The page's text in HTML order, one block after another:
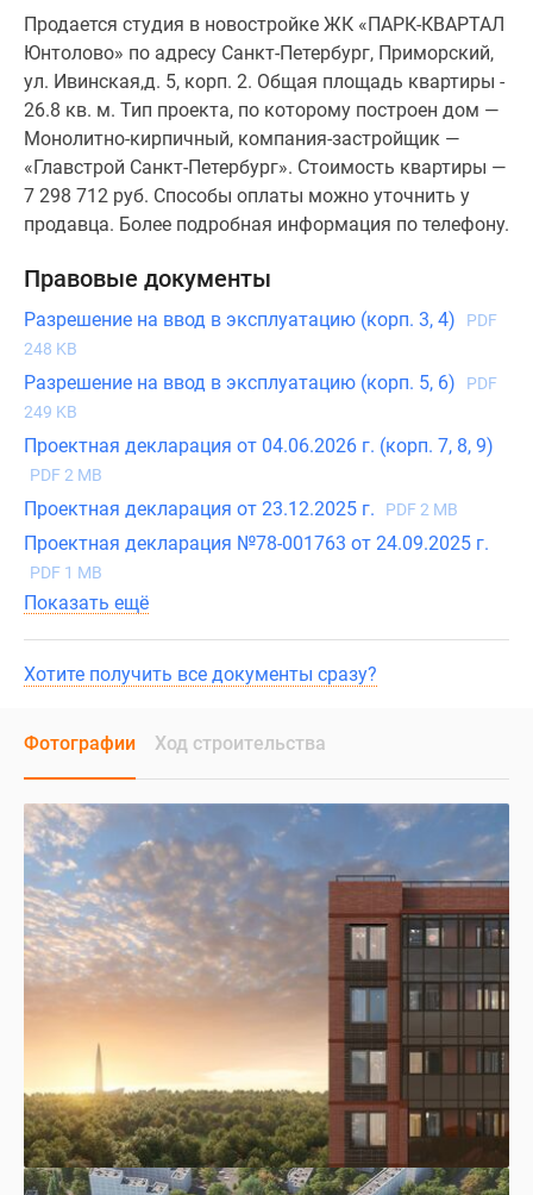
Продается студия в новостройке ЖК «ПАРК-КВАРТАЛ
Юнтолово» по адресу Санкт-Петербург, Приморский,
ул. Ивинская,д. 5, корп. 2. Общая площадь квартиры -
26.8 кв. м. Тип проекта, по которому построен дом —
Монолитно-кирпичный, компания-застройщик —
«Главстрой Санкт-Петербург». Стоимость квартиры —
7 298 712 руб. Способы оплаты можно уточнить у
продавца. Более подробная информация по телефону.
Правовые документы
Разрешение на ввод в эксплуатацию (корп. 3, 4)
PDF
248 KB
Разрешение на ввод в эксплуатацию (корп. 5, 6)
PDF
249 KB
Проектная декларация от 04.06.2026 г. (корп. 7, 8, 9)
PDF 2 MB
Проектная декларация от 23.12.2025 г. PDF 2 MB
Проектная декларация №78-001763 от 24.09.2025 г.
PDF 1 MB
Показать ещё
Хотите получить все документы сразу?
Фотографии Ход строительства